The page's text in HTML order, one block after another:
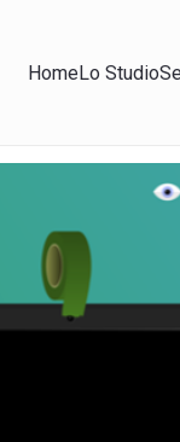
HomeLo Studio